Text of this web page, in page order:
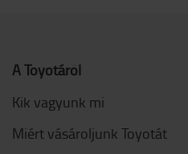
A Toyotáról
Kik vagyunk mi
Miért vásároljunk Toyotát